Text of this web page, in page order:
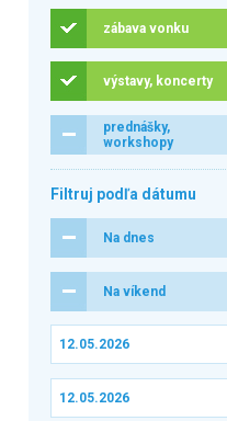
zábava vonku
výstavy, koncerty
prednášky,
workshopy
Filtruj podľa dátumu
Na dnes
Na víkend